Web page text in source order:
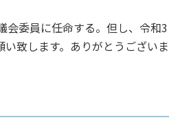
委員に任命する。但し、令和3
致します。ありがとうございま